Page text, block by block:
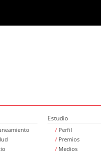
Estudio
/ Perfil
/ Premios
/ Medios